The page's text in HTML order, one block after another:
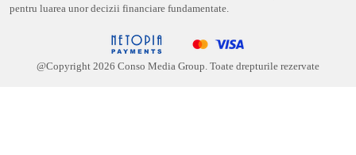
pentru luarea unor decizii financiare fundamentate.
@Copyright 2026 Conso Media Group. Toate drepturile rezervate